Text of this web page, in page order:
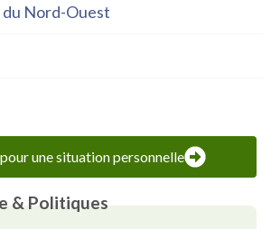
Nord-Ouest
une situation personnelle
& Politiques